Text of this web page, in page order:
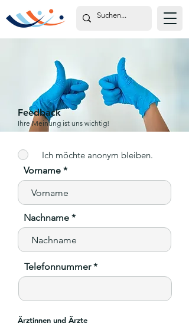
Feedback
Ihre Meinung ist uns wichtig!
Ich möchte anonym bleiben.
Vorname
Nachname
Telefonnummer
Ärztinnen und Ärzte